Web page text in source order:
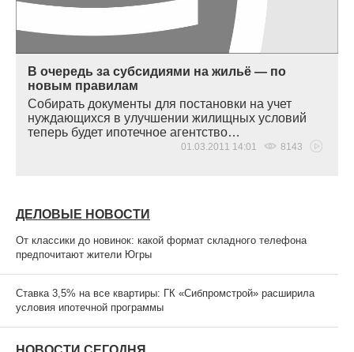
В очередь за субсидиями на жильё — по
новым правилам
Собирать документы для постановки на учет
нуждающихся в улучшении жилищных условий
теперь будет ипотечное агентство…
01.03.2011 14:01 8143
ДЕЛОВЫЕ НОВОСТИ
От классики до новинок: какой формат складного телефона
предпочитают жители Югры
Ставка 3,5% на все квартиры: ГК «Сибпромстрой» расширила
условия ипотечной программы